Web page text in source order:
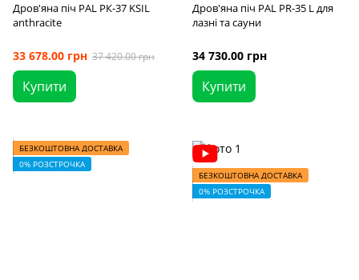
Дров'яна піч PAL PК-37 KSIL
anthracite
33 678.00 грн 37 420.00 грн
Купити
Дров'яна піч PAL PR-35 L для
лазні та сауни
34 730.00 грн
Купити
БЕЗКОШТОВНА ДОСТАВКА
0% РОЗСТРОЧКА
БЕЗКОШТОВНА ДОСТАВКА
0% РОЗСТРОЧКА